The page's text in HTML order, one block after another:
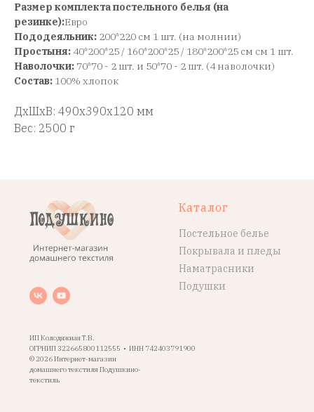
Размер комплекта постельного белья (на
резинке):Евро
Пододеяльник: 200*220 см 1 шт. (на молнии)
Простыня: 40*200*25 / 160*200*25 / 180*200*25 см см 1 шт.
Наволочки: 70*70 - 2 шт. и 50*70 - 2 шт. (4 наволочки)
Состав: 100% хлопок
ДxШxВ: 490x390x120 мм
Вес: 2500 г
ИП Колодяжная Т.В.
ОГРНИП 322665800112555 • ИНН 742403791900
© 2026 Интернет-магазин
домашнего текстиля Подушкино-
текстиль
Каталог
Постельное белье
Покрывала и пледы
Наматрасники
Подушки